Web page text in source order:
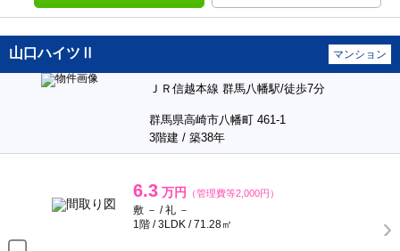
山口ハイツⅡ マンション
ＪＲ信越本線 群馬八幡駅/徒歩7分
群馬県高崎市八幡町 461-1
3階建 / 築38年
6.3 万円 （管理費等2,000円）
敷 － / 礼 －
1階 / 3LDK / 71.28㎡